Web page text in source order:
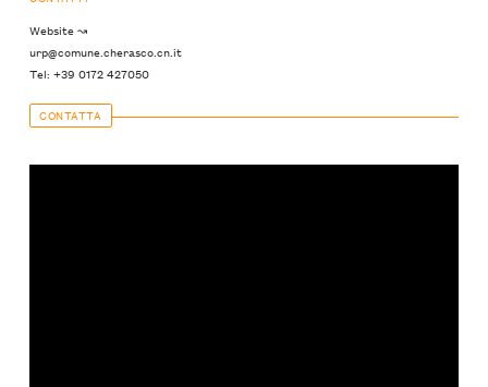
Website ↝
urp@comune.cherasco.cn.it
Tel: +39 0172 427050
CONTATTA